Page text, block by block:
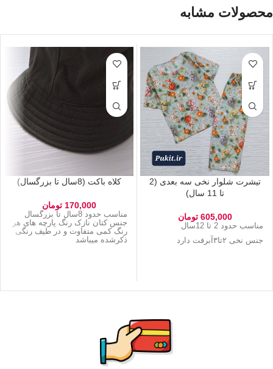
محصولات مشابه
تیشرت شلوار نخی سه بعدی (2
تا 11 سال)
605,000 تومان
مناسب حدود 2 تا 12سال
جنس نخی ۲تا۳آبرفت دارد
کلاه باکت (8سال تا بزرگسال)
170,000 تومان
مناسب حدود 8سال تا بزرگسال
جنس کتان نازک رنگ پارچه های هر
رنگ کمی متفاوت و در طیف رنگی
ذکرشده میباشد